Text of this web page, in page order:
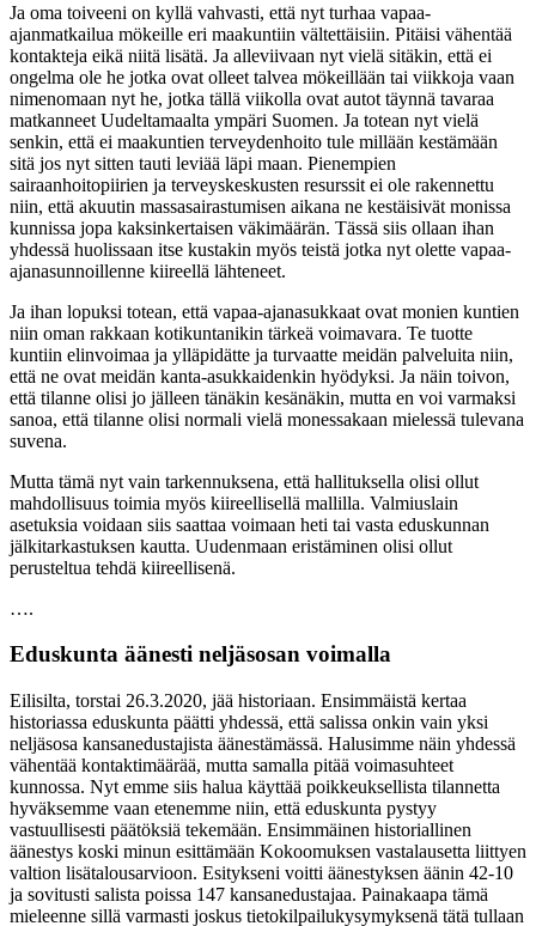
Ja oma toiveeni on kyllä vahvasti, että nyt turhaa vapaa-
ajanmatkailua mökeille eri maakuntiin vältettäisiin. Pitäisi vähentää
kontakteja eikä niitä lisätä. Ja alleviivaan nyt vielä sitäkin, että ei
ongelma ole he jotka ovat olleet talvea mökeillään tai viikkoja vaan
nimenomaan nyt he, jotka tällä viikolla ovat autot täynnä tavaraa
matkanneet Uudeltamaalta ympäri Suomen. Ja totean nyt vielä
senkin, että ei maakuntien terveydenhoito tule millään kestämään
sitä jos nyt sitten tauti leviää läpi maan. Pienempien
sairaanhoitopiirien ja terveyskeskusten resurssit ei ole rakennettu
niin, että akuutin massasairastumisen aikana ne kestäisivät monissa
kunnissa jopa kaksinkertaisen väkimäärän. Tässä siis ollaan ihan
yhdessä huolissaan itse kustakin myös teistä jotka nyt olette vapaa-
ajanasunnoillenne kiireellä lähteneet.
Ja ihan lopuksi totean, että vapaa-ajanasukkaat ovat monien kuntien
niin oman rakkaan kotikuntanikin tärkeä voimavara. Te tuotte
kuntiin elinvoimaa ja ylläpidätte ja turvaatte meidän palveluita niin,
että ne ovat meidän kanta-asukkaidenkin hyödyksi. Ja näin toivon,
että tilanne olisi jo jälleen tänäkin kesänäkin, mutta en voi varmaksi
sanoa, että tilanne olisi normali vielä monessakaan mielessä tulevana
suvena.
Mutta tämä nyt vain tarkennuksena, että hallituksella olisi ollut
mahdollisuus toimia myös kiireellisellä mallilla. Valmiuslain
asetuksia voidaan siis saattaa voimaan heti tai vasta eduskunnan
jälkitarkastuksen kautta. Uudenmaan eristäminen olisi ollut
perusteltua tehdä kiireellisenä.
….
Eduskunta äänesti neljäsosan voimalla
Eilisilta, torstai 26.3.2020, jää historiaan. Ensimmäistä kertaa
historiassa eduskunta päätti yhdessä, että salissa onkin vain yksi
neljäsosa kansanedustajista äänestämässä. Halusimme näin yhdessä
vähentää kontaktimäärää, mutta samalla pitää voimasuhteet
kunnossa. Nyt emme siis halua käyttää poikkeuksellista tilannetta
hyväksemme vaan etenemme niin, että eduskunta pystyy
vastuullisesti päätöksiä tekemään. Ensimmäinen historiallinen
äänestys koski minun esittämään Kokoomuksen vastalausetta liittyen
valtion lisätalousarvioon. Esitykseni voitti äänestyksen äänin 42-10
ja sovitusti salista poissa 147 kansanedustajaa. Painakaapa tämä
mieleenne sillä varmasti joskus tietokilpailukysymyksenä tätä tullaan